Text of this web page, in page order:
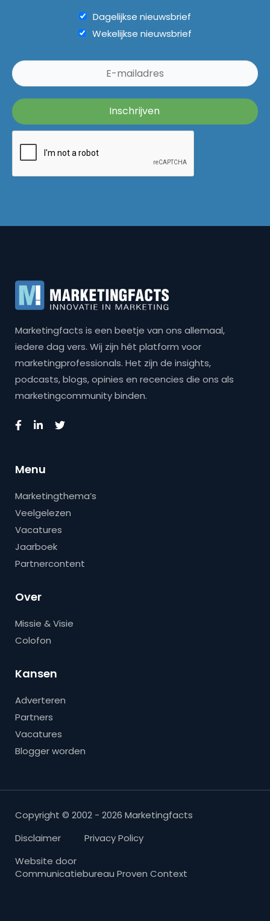
Dagelijkse nieuwsbrief
Wekelijkse nieuwsbrief
Marketingfacts is een beetje van ons allemaal,
iedere dag vers. Wij zijn hét platform voor
marketingprofessionals. Het zijn de insights,
podcasts, blogs, opinies en recencies die ons als
marketingcommunity binden.
Menu
Marketingthema’s
Veelgelezen
Vacatures
Jaarboek
Partnercontent
Over
Missie & Visie
Colofon
Kansen
Adverteren
Partners
Vacatures
Blogger worden
Copyright © 2002 - 2026 Marketingfacts
Disclaimer
Privacy Policy
Website door
Communicatiebureau Proven Context